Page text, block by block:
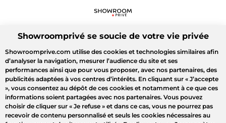
Showroomprivé se soucie de votre vie privée
Showroomprive.com utilise des cookies et technologies similaires afin
d’analyser la navigation, mesurer l’audience du site et ses
performances ainsi que pour vous proposer, avec nos partenaires, des
publicités adaptées à vos centres d’intérêts. En cliquant sur « J’accepte
», vous consentez au dépôt de ces cookies et notamment à ce que ces
informations soient partagées avec nos partenaires. Vous pouvez
choisir de cliquer sur « Je refuse » et dans ce cas, vous ne pourrez pas
recevoir de contenu personnalisé et seuls les cookies nécessaires au